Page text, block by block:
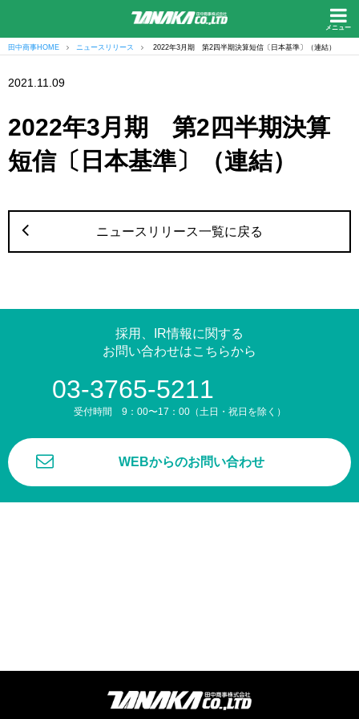
メニュー
田中商事HOME ニュースリリース 2022年3月期 第2四半期決算短信〔日本基準〕（連結）
2021.11.09
2022年3月期 第2四半期決算
短信〔日本基準〕（連結）
ニュースリリース一覧に戻る
採用、IR情報に関する
お問い合わせはこちらから
03-3765-5211
受付時間 9：00〜17：00（土日・祝日を除く）
WEBからのお問い合わせ